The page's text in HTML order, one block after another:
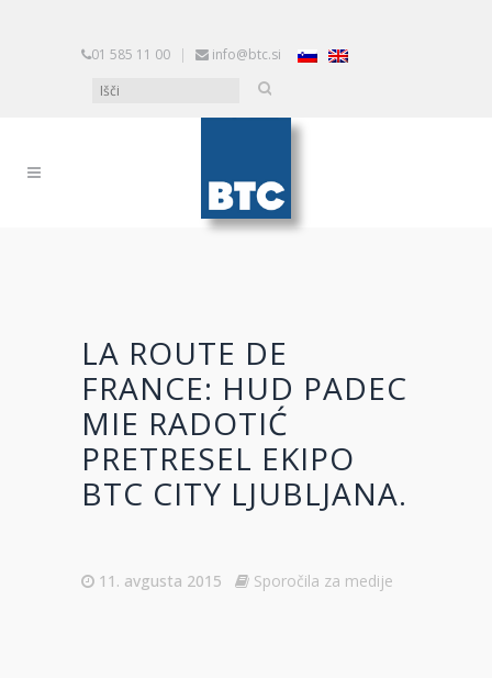
01 585 11 00 | info@btc.si
LA ROUTE DE
FRANCE: HUD PADEC
MIE RADOTIĆ
PRETRESEL EKIPO
BTC CITY LJUBLJANA.
11. avgusta 2015 Sporočila za medije